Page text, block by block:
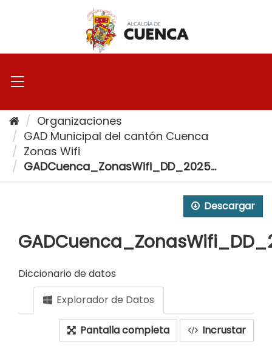
Organizaciones
GAD Municipal del cantón Cuenca
Zonas Wifi
GADCuenca_ZonasWifi_DD_2025...
Descargar
Diccionario de datos
Explorador de Datos
Pantalla completa Incrustar